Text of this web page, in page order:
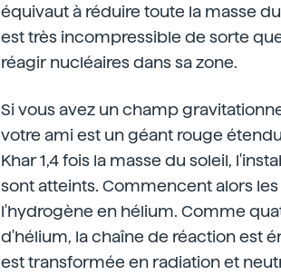
équivaut à réduire toute la masse
est très incompressible de sorte
réagir nucléaires dans sa zone.
Si vous avez un champ
votre ami est un géant rouge
Khar 1,4 fois la masse du soleil,
sont atteints. Commencent alors
l'hydrogène en hélium. Comme
d'hélium, la chaîne de réaction est
est transformée en radiation et